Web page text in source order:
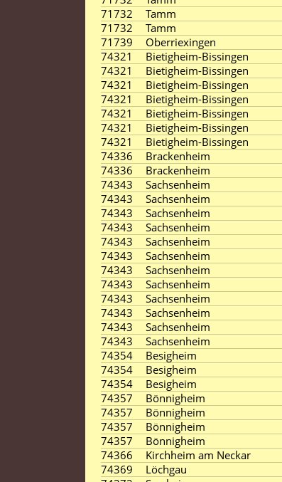
71732
Tamm
71732
Tamm
71739
Oberriexingen
74321
Bietigheim-Bissingen
74321
Bietigheim-Bissingen
74321
Bietigheim-Bissingen
74321
Bietigheim-Bissingen
74321
Bietigheim-Bissingen
74321
Bietigheim-Bissingen
74321
Bietigheim-Bissingen
74336
Brackenheim
74336
Brackenheim
74343
Sachsenheim
74343
Sachsenheim
74343
Sachsenheim
74343
Sachsenheim
74343
Sachsenheim
74343
Sachsenheim
74343
Sachsenheim
74343
Sachsenheim
74343
Sachsenheim
74343
Sachsenheim
74343
Sachsenheim
74343
Sachsenheim
74354
Besigheim
74354
Besigheim
74354
Besigheim
74357
Bönnigheim
74357
Bönnigheim
74357
Bönnigheim
74357
Bönnigheim
74366
Kirchheim am Neckar
74369
Löchgau